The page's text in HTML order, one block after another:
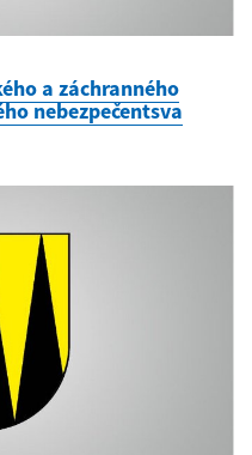
a záchranného
nebezpečentsva